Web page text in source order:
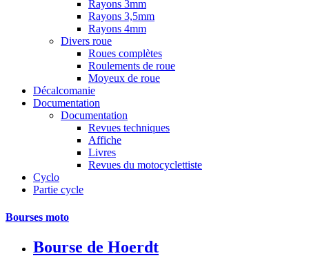
Rayons 3mm
Rayons 3,5mm
Rayons 4mm
Divers roue
Roues complètes
Roulements de roue
Moyeux de roue
Décalcomanie
Documentation
Documentation
Revues techniques
Affiche
Livres
Revues du motocyclettiste
Cyclo
Partie cycle
Bourses moto
Bourse de Hoerdt